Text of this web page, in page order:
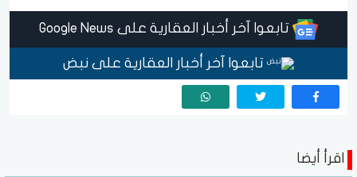
تابعوا آخر أخبار العقارية على Google News
تابعوا آخر أخبار العقارية على نبض
اقرأ أيضا